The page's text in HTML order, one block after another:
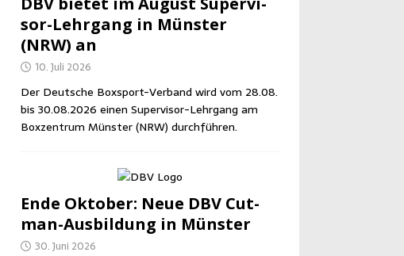
sor-Lehr­gang in Müns­ter
(NRW) an
10. Juli 2026
Der Deut­sche Box­sport-Ver­band wird vom 28.08.
bis 30.08.2026 einen Super­vi­sor-Lehr­gang am
Box­zen­trum Müns­ter (NRW) durchführen.
Ende Okto­ber: Neue DBV Cut­
man-Aus­bil­dung in Münster
30. Juni 2026